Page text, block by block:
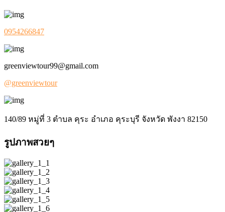
0954266847
greenviewtour99@gmail.com
@greenviewtour
140/89 หมู่ที่ 3 ตำบล คุระ อำเภอ คุระบุรี จังหวัด พังงา 82150
รูปภาพสวยๆ